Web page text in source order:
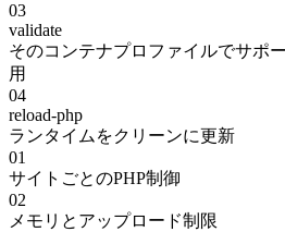
03
validate
そのコンテナプロファイルでサポ
用
04
reload-php
ランタイムをクリーンに更新
01
サイトごとのPHP制御
02
メモリとアップロード制限